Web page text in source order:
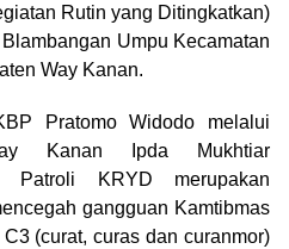
Rutin yang Ditingkatkan)
Umpu Kecamatan
Way Kanan.
Pratomo Widodo melalui
Kanan Ipda Mukhtiar
Patroli KRYD merupakan
gangguan Kamtibmas
(curat, curas dan curanmor)